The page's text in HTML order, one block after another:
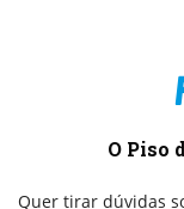
O Piso
Quer tirar dúvidas